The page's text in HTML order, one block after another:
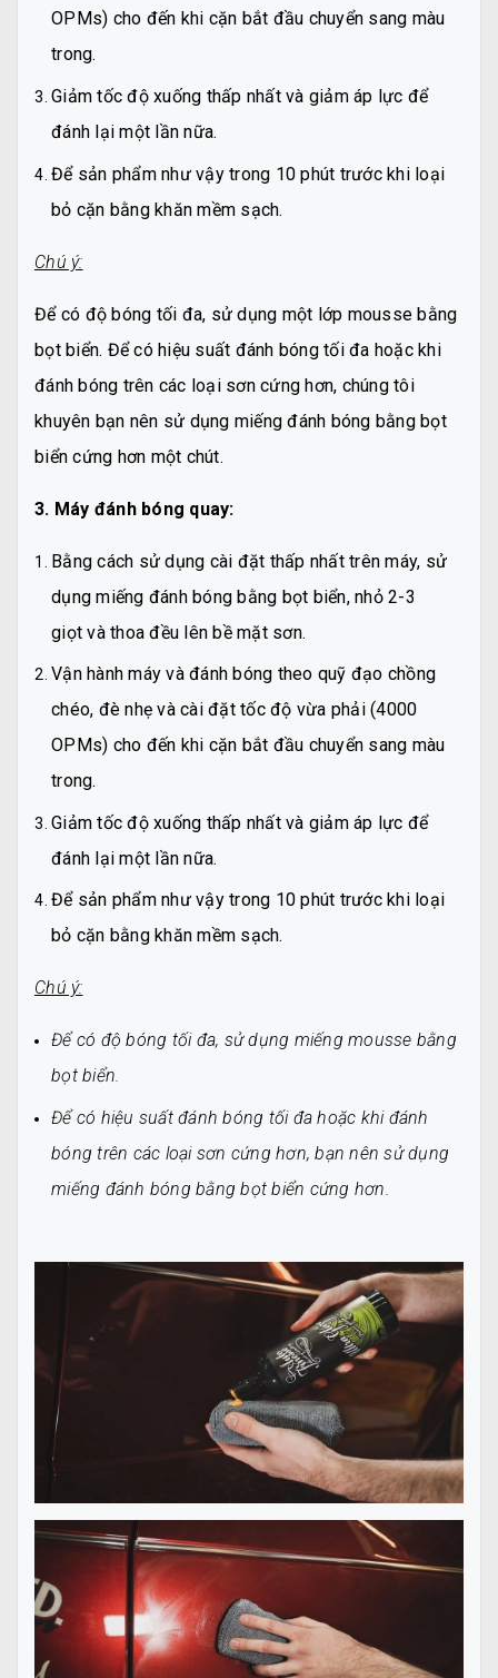
OPMs) cho đến khi cặn bắt đầu chuyển sang màu
trong.
Giảm tốc độ xuống thấp nhất và giảm áp lực để
đánh lại một lần nữa.
Để sản phẩm như vậy trong 10 phút trước khi loại
bỏ cặn bằng khăn mềm sạch.
Chú ý:
Để có độ bóng tối đa, sử dụng một lớp mousse bằng
bọt biển. Để có hiệu suất đánh bóng tối đa hoặc khi
đánh bóng trên các loại sơn cứng hơn, chúng tôi
khuyên bạn nên sử dụng miếng đánh bóng bằng bọt
biển cứng hơn một chút.
3. Máy đánh bóng quay:
Bằng cách sử dụng cài đặt thấp nhất trên máy, sử
dụng miếng đánh bóng bằng bọt biển, nhỏ 2-3
giọt và thoa đều lên bề mặt sơn.
Vận hành máy và đánh bóng theo quỹ đạo chồng
chéo, đè nhẹ và cài đặt tốc độ vừa phải (4000
OPMs) cho đến khi cặn bắt đầu chuyển sang màu
trong.
Giảm tốc độ xuống thấp nhất và giảm áp lực để
đánh lại một lần nữa.
Để sản phẩm như vậy trong 10 phút trước khi loại
bỏ cặn bằng khăn mềm sạch.
Chú ý:
Để có độ bóng tối đa, sử dụng miếng mousse bằng
bọt biển.
Để có hiệu suất đánh bóng tối đa hoặc khi đánh
bóng trên các loại sơn cứng hơn, bạn nên sử dụng
miếng đánh bóng bằng bọt biển cứng hơn.